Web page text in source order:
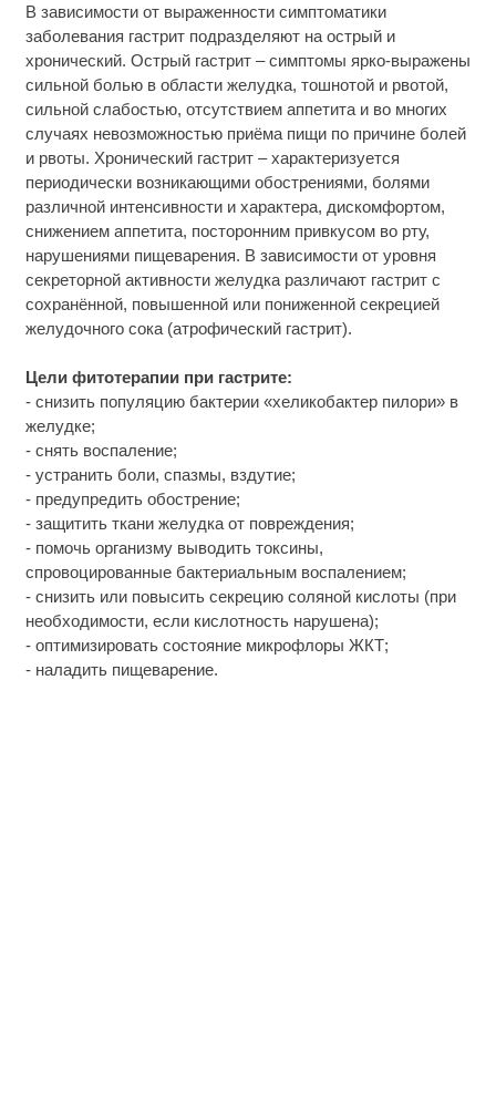
В зависимости от выраженности симптоматики
заболевания гастрит подразделяют на острый и
хронический. Острый гастрит – симптомы ярко-выражены
сильной болью в области желудка, тошнотой и рвотой,
сильной слабостью, отсутствием аппетита и во многих
случаях невозможностью приёма пищи по причине болей
и рвоты. Хронический гастрит – характеризуется
периодически возникающими обострениями, болями
различной интенсивности и характера, дискомфортом,
снижением аппетита, посторонним привкусом во рту,
нарушениями пищеварения. В зависимости от уровня
секреторной активности желудка различают гастрит с
сохранённой, повышенной или пониженной секрецией
желудочного сока (атрофический гастрит).
Цели фитотерапии при гастрите:
- снизить популяцию бактерии «хеликобактер пилори» в
желудке;
- снять воспаление;
- устранить боли, спазмы, вздутие;
- предупредить обострение;
- защитить ткани желудка от повреждения;
- помочь организму выводить токсины,
спровоцированные бактериальным воспалением;
- снизить или повысить секрецию соляной кислоты (при
необходимости, если кислотность нарушена);
- оптимизировать состояние микрофлоры ЖКТ;
- наладить пищеварение.